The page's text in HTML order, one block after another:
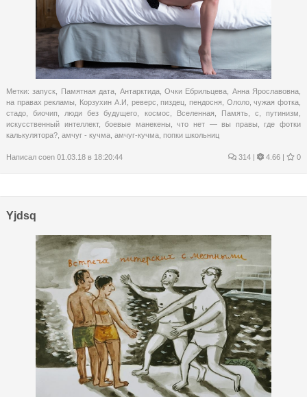
Метки:запуск Памятная дата Антарктида, Очки Ебрильцева Анна Ярославовна
на правах рекламы
Корзухин А.И реверс ,пиздец пендосня Ололо,чужая фотка
стадо ,биочип люди без будущего космос Вселенная Память с ,путинизм
искусственный интеллект,боевые манекены ,что нет — вы правы ,где фотки
калькулятора? амчуг - кучма амчуг-кучма попки школьниц
Написал coen 01.03.18 в 18:20:44 314 | 4.66 | 0
Yjdsq